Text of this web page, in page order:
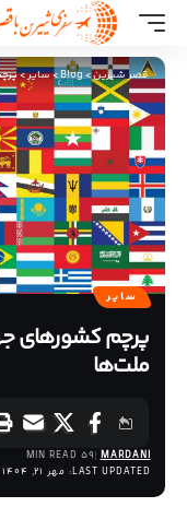
قصر شیرین>
Blog
>سایر>
سایر
پرچم کشورهای
ملت‌ها
LAST UPDATED: مهر 21, 1404 12:00 ب.ظ
MARDANI
59 MIN READ